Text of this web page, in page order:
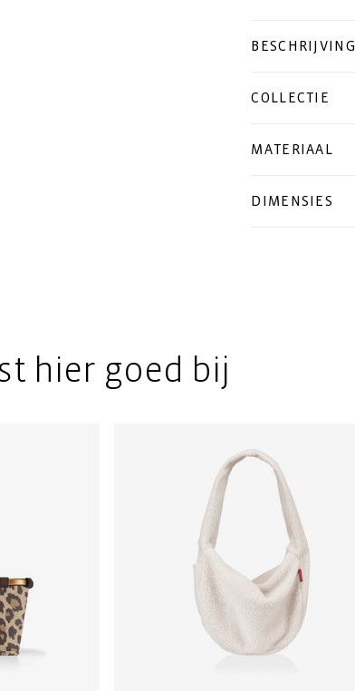
BESCHRIJVING
COLLECTIE
MATERIAAL
DIMENSIES
hier goed bij